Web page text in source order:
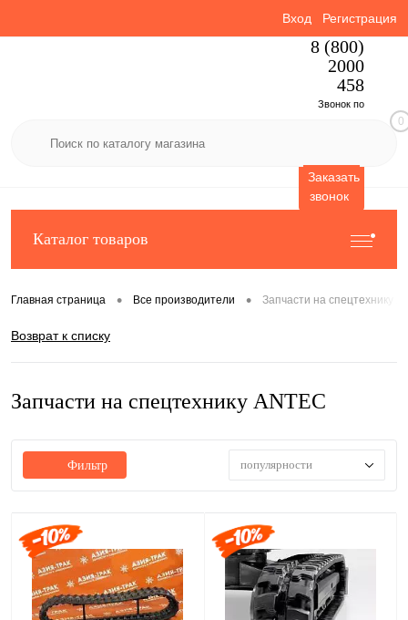
Вход Регистрация
8 (800)
2000
458
Звонок по
Заказать
звонок
0
Каталог товаров
Главная страница • Все производители • Запчасти на спецтехнику
Возврат к списку
Запчасти на спецтехнику ANTEC
Фильтр популярности